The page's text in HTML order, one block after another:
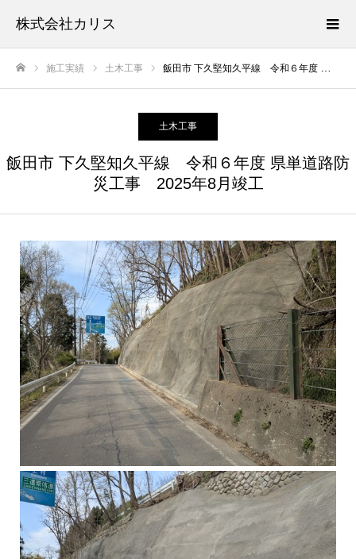
株式会社カリス
施工実績 土木工事 飯田市 下久堅知久平線 令和６年度 県単道路防災工事 2025年8月竣工
土木工事
飯田市 下久堅知久平線 令和６年度 県単道路防
災工事 2025年8月竣工